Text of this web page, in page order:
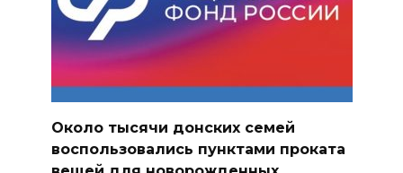
Около тысячи донских семей
воспользовались пунктами проката